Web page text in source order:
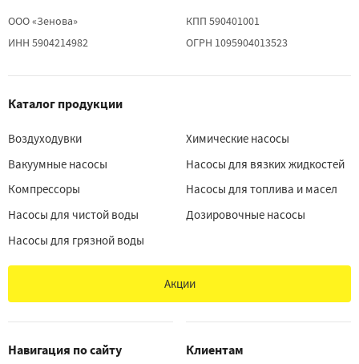
ООО «Зенова»
ИНН 5904214982
КПП 590401001
ОГРН 1095904013523
Каталог продукции
Воздуходувки
Вакуумные насосы
Компрессоры
Насосы для чистой воды
Насосы для грязной воды
Химические насосы
Насосы для вязких жидкостей
Насосы для топлива и масел
Дозировочные насосы
Акции
Навигация по сайту Клиентам